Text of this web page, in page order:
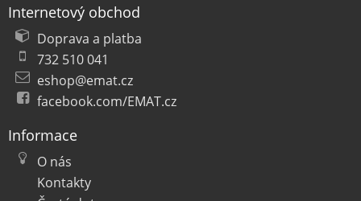
Internetový obchod
Doprava a platba
732 510 041
eshop@emat.cz
facebook.com/EMAT.cz
Informace
O nás
Kontakty